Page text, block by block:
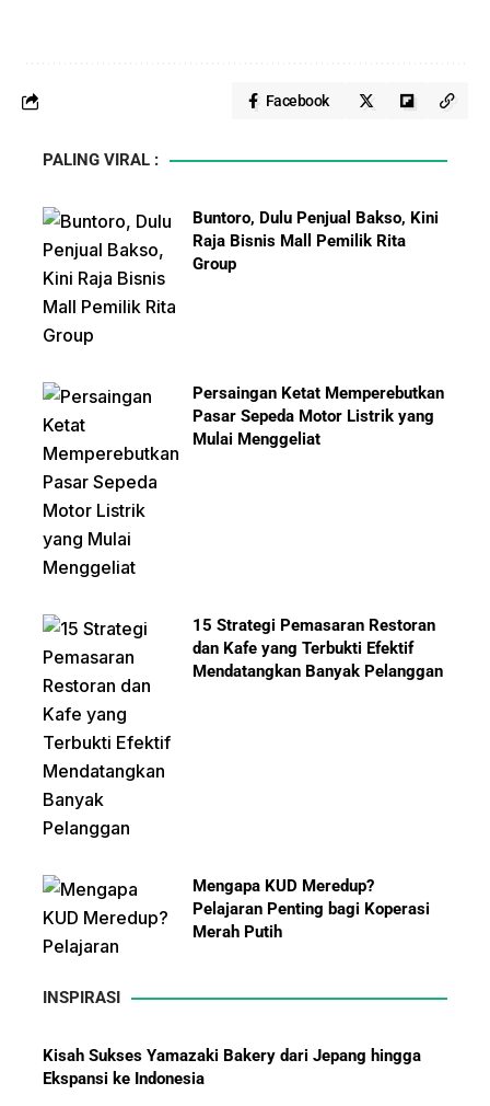
Facebook
PALING VIRAL :
Buntoro, Dulu Penjual Bakso, Kini
Raja Bisnis Mall Pemilik Rita
Group
Persaingan Ketat Memperebutkan
Pasar Sepeda Motor Listrik yang
Mulai Menggeliat
15 Strategi Pemasaran Restoran
dan Kafe yang Terbukti Efektif
Mendatangkan Banyak Pelanggan
Mengapa KUD Meredup?
Pelajaran Penting bagi Koperasi
Merah Putih
10 Bisnis yang Paling Diburu
INSPIRASI
Kisah Sukses Yamazaki Bakery dari Jepang hingga
Ekspansi ke Indonesia